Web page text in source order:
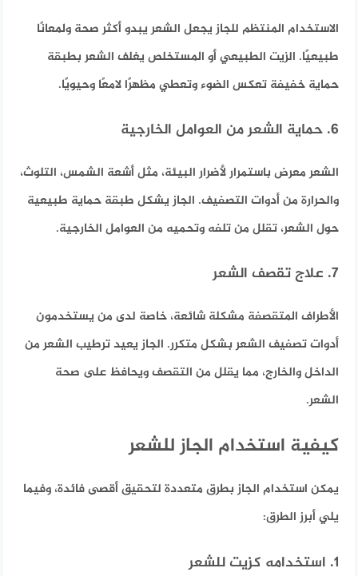
الاستخدام المنتظم للجاز يجعل الشعر يبدو أكثر صحة ولمعانًا
طبيعيًا. الزيت الطبيعي أو المستخلص يغلف الشعر بطبقة
حماية خفيفة تعكس الضوء وتعطي مظهرًا لامعًا وحيويًا.
6. حماية الشعر من العوامل الخارجية
الشعر معرض باستمرار لأضرار البيئة، مثل أشعة الشمس، التلوث،
والحرارة من أدوات التصفيف. الجاز يشكل طبقة حماية طبيعية
حول الشعر، تقلل من تلفه وتحميه من العوامل الخارجية.
7. علاج تقصف الشعر
الأطراف المتقصفة مشكلة شائعة، خاصة لدى من يستخدمون
أدوات تصفيف الشعر بشكل متكرر. الجاز يعيد ترطيب الشعر من
الداخل والخارج، مما يقلل من التقصف ويحافظ على صحة
الشعر.
كيفية استخدام الجاز للشعر
يمكن استخدام الجاز بطرق متعددة لتحقيق أقصى فائدة، وفيما
يلي أبرز الطرق:
1. استخدامه كزيت للشعر